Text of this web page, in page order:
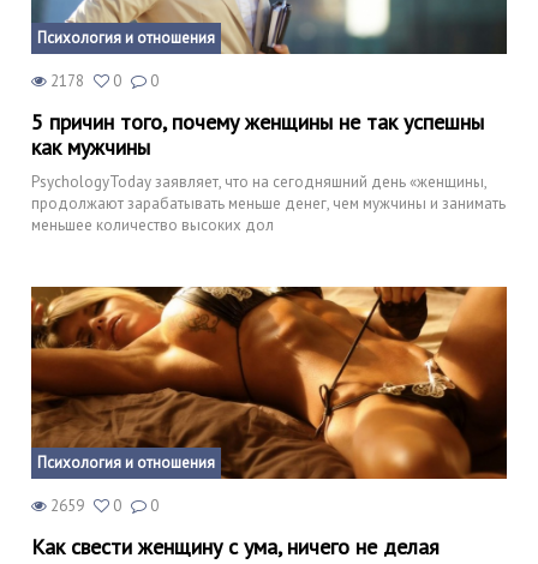
Психология и отношения
2178 0 0
5 причин того, почему женщины не так успешны
как мужчины
PsychologyToday заявляет, что на сегодняшний день «женщины,
продолжают зарабатывать меньше денег, чем мужчины и занимать
меньшее количество высоких дол
Психология и отношения
2659 0 0
Как свести женщину с ума, ничего не делая